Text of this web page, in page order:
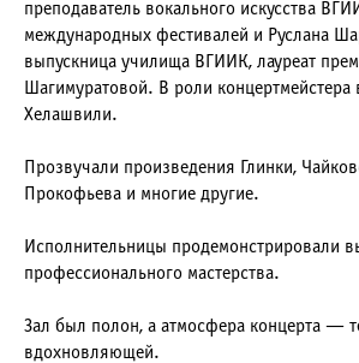
преподаватель вокального искусства
международных фестивалей и Руслана
выпускница училища ВГИИК, лауреат
Шагимуратовой. В роли концертмейстера
Хелашвили.
Прозвучали произведения Глинки,
Прокофьева и многие другие.
Исполнительницы продемонстрировали
профессионального мастерства.
Зал был полон, а атмосфера концерта —
вдохновляющей.